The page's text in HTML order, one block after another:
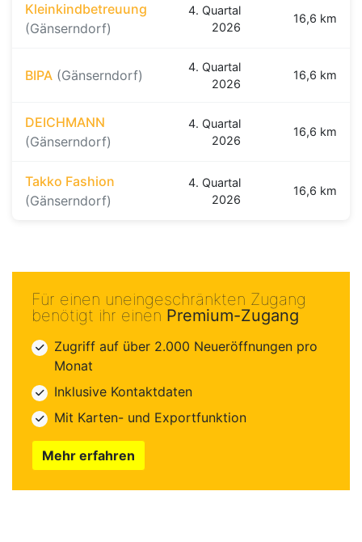
Kleinkindbetreuung
(Gänserndorf)
4. Quartal
2026
16,6 km
BIPA (Gänserndorf)
4. Quartal
2026
16,6 km
DEICHMANN
(Gänserndorf)
4. Quartal
2026
16,6 km
Takko Fashion
(Gänserndorf)
4. Quartal
2026
16,6 km
Für einen uneingeschränkten Zugang
benötigt ihr einen Premium-Zugang
Zugriff auf über 2.000 Neueröffnungen pro
Monat
Inklusive Kontaktdaten
Mit Karten- und Exportfunktion
Mehr erfahren